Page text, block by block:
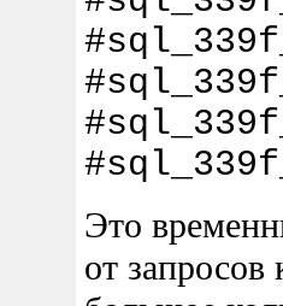
Это
от